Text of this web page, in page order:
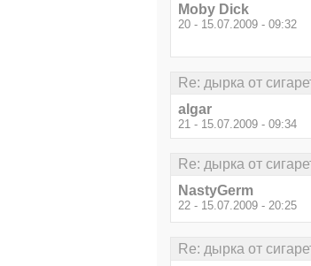
Moby Dick
20 - 15.07.2009 - 09:32
Re: дырка от
algar
21 - 15.07.2009 - 09:34
Re: дырка от
NastyGerm
22 - 15.07.2009 - 20:25
Re: дырка от